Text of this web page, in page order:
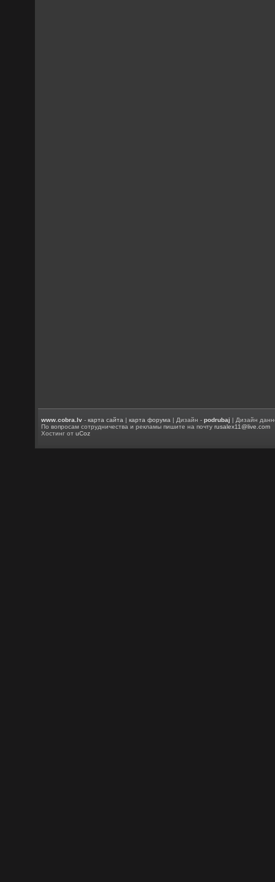
www.cobra.lv -карта сайта |карта форума | Дизайн -podrubaj | Дизайн
По вопросам сотрудничества и рекламы пишите на почтуrusalex11@live.com
Хостинг отuCoz